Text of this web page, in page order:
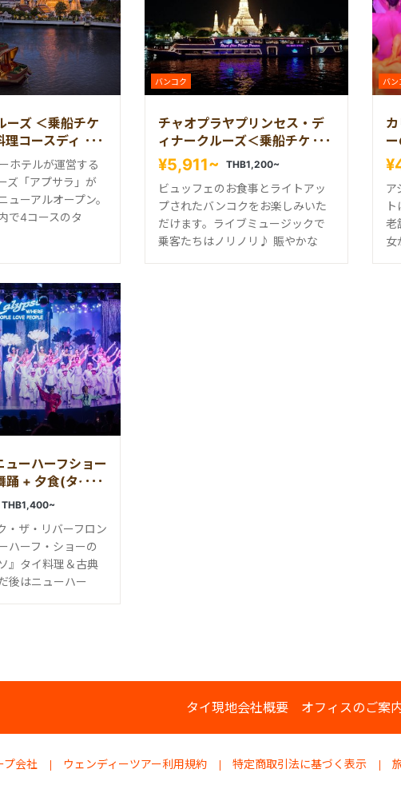
ーズ ＜乗船チケ
コースディナー
ホテルが運営する
ズ「アプサラ」が
ューアルオープン。
で4コースのタ
バンコク
チャオプラヤプリンセス・デ
ィナークルーズ＜乗船チケッ
ト＞
¥5,911~ THB1,200~
ビュッフェのお食事とライトアッ
プされたバンコクをお楽しみいた
だけます。ライブミュージックで
乗客たちはノリノリ♪ 賑やかな
バン
ア
老
女
ューハーフショー
踊 + 夕食(タイ料
チケット
THB1,400~
・ザ・リバーフロン
ハーフ・ショーの
』タイ料理＆古典
後はニューハー
タイ現地会社概要 オフィスのご案
プ会社 ウェンディーツアー利用規約 特定商取引法に基づく表示